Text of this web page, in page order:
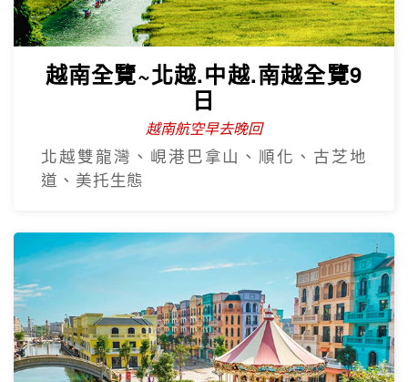
日
越南航空早去晚回
北越雙龍灣、峴港巴拿山、順化、古芝地
道、美托生態